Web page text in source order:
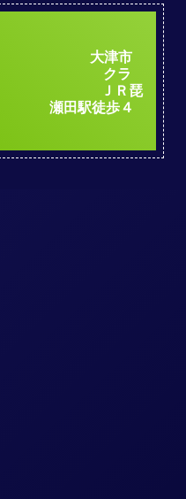
大津市
5-28 クラ
階 ＪＲ琵
駅徒歩４